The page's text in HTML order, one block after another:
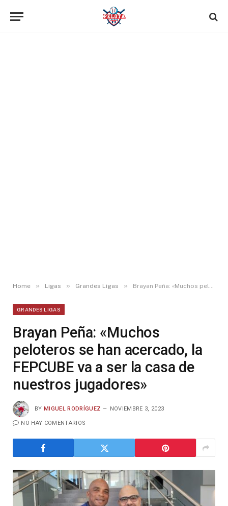
Home » Ligas » Grandes Ligas » Brayan Peña: «Muchos peloteros se han acercado, la FEPCUBE va a ser la casa de nuestros jugadores»
GRANDES LIGAS
Brayan Peña: «Muchos
peloteros se han acercado, la
FEPCUBE va a ser la casa de
nuestros jugadores»
BY MIGUEL RODRÍGUEZ NOVIEMBRE 3, 2023
NO HAY COMENTARIOS